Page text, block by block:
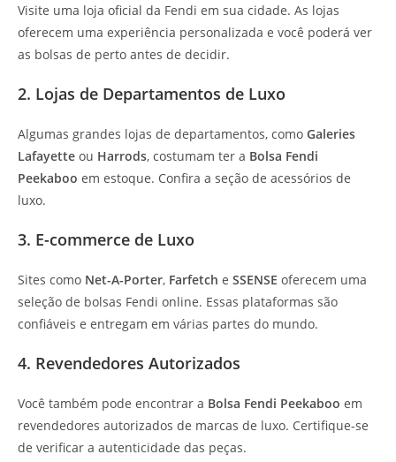
Visite uma loja oficial da Fendi em sua cidade. As lojas
oferecem uma experiência personalizada e você poderá ver
as bolsas de perto antes de decidir.
2. Lojas de Departamentos de Luxo
Algumas grandes lojas de departamentos, como Galeries
Lafayette ou Harrods, costumam ter a Bolsa Fendi
Peekaboo em estoque. Confira a seção de acessórios de
luxo.
3. E-commerce de Luxo
Sites como Net-A-Porter, Farfetch e SSENSE oferecem uma
seleção de bolsas Fendi online. Essas plataformas são
confiáveis e entregam em várias partes do mundo.
4. Revendedores Autorizados
Você também pode encontrar a Bolsa Fendi Peekaboo em
revendedores autorizados de marcas de luxo. Certifique-se
de verificar a autenticidade das peças.